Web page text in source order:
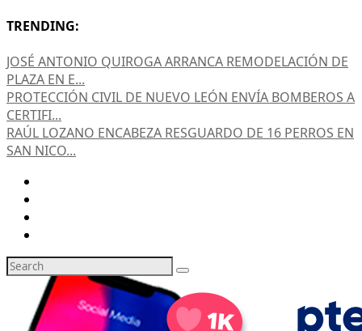
TRENDING:
JOSÉ ANTONIO QUIROGA ARRANCA REMODELACIÓN DE
PLAZA EN E...
PROTECCIÓN CIVIL DE NUEVO LEÓN ENVÍA BOMBEROS A
CERTIFI...
RAÚL LOZANO ENCABEZA RESGUARDO DE 16 PERROS EN
SAN NICO...